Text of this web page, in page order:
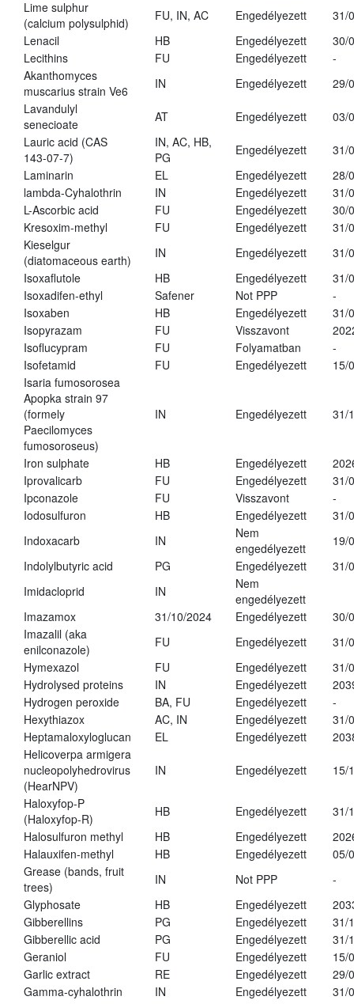
Lime sulphur
(calcium polysulphid)
FU, IN, AC Engedélyezett
31/
Lenacil
HB Engedélyezett
30/
Lecithins
FU Engedélyezett
-
Akanthomyces
muscarius strain Ve6
IN Engedélyezett
29/
Lavandulyl
senecioate
AT Engedélyezett
03/
Lauric acid (CAS
143-07-7)
IN, AC, HB,
PG
Engedélyezett
31/
Laminarin
EL Engedélyezett
28/
lambda-Cyhalothrin
IN Engedélyezett
31/
L-Ascorbic acid
FU Engedélyezett
30/
Kresoxim-methyl
FU Engedélyezett
31/
Kieselgur
(diatomaceous earth)
IN Engedélyezett
31/
Isoxaflutole
HB Engedélyezett
31/
Isoxadifen-ethyl
Safener Not PPP
-
Isoxaben
HB Engedélyezett
31/
Isopyrazam
FU Visszavont
Isoflucypram
FU Folyamatban
-
Isofetamid
FU Engedélyezett
15/
Isaria fumosorosea
Apopka strain 97
(formely
Paecilomyces
fumosoroseus)
IN Engedélyezett 31/
Iron sulphate HB Engedélyezett
Iprovalicarb
FU Engedélyezett
31/
Ipconazole
FU Visszavont
-
Iodosulfuron
HB Engedélyezett
31/
Indoxacarb
IN
Nem
engedélyezett
19/
Indolylbutyric acid
PG Engedélyezett
31/
Imidacloprid
IN
Nem
engedélyezett
Imazamox
31/10/2024 Engedélyezett
30/
Imazalil (aka
enilconazole)
FU Engedélyezett
31/
Hymexazol
FU Engedélyezett
31/
Hydrolysed proteins
IN Engedélyezett
Hydrogen peroxide
BA, FU Engedélyezett
-
Hexythiazox
AC, IN Engedélyezett
31/
Heptamaloxyloglucan
EL Engedélyezett
Helicoverpa armigera
nucleopolyhedrovirus
(HearNPV)
IN Engedélyezett 15/
Haloxyfop-P
(Haloxyfop-R)
HB Engedélyezett
31/
Halosulfuron methyl
HB Engedélyezett
Halauxifen-methyl
HB Engedélyezett
05/
Grease (bands, fruit
trees)
IN Not PPP
-
Glyphosate
HB Engedélyezett
Gibberellins
PG Engedélyezett
31/
Gibberellic acid
PG Engedélyezett
31/
Geraniol
FU Engedélyezett
15/
Garlic extract
RE Engedélyezett
29/
Gamma-cyhalothrin
IN Engedélyezett
31/